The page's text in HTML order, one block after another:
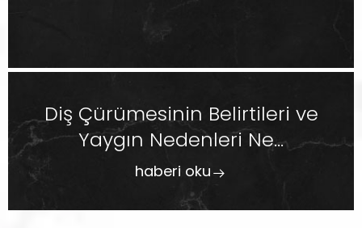
Diş Çürümesinin Belirtileri ve
Yaygın Nedenleri Ne...
haberi oku